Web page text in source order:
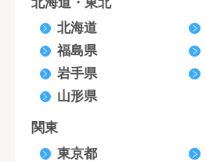
北海道
福島県
岩手県
山形県
関東
東京都